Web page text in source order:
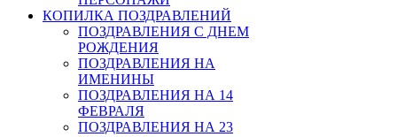
КОПИЛКА ПОЗДРАВЛЕНИЙ
ПОЗДРАВЛЕНИЯ С ДНЕМ
РОЖДЕНИЯ
ПОЗДРАВЛЕНИЯ НА
ИМЕНИНЫ
ПОЗДРАВЛЕНИЯ НА 14
ФЕВРАЛЯ
ПОЗДРАВЛЕНИЯ НА 23